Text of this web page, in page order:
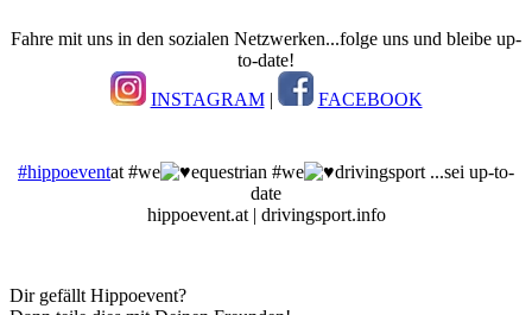
Fahre mit uns in den sozialen Netzwerken...folge uns und bleibe up-
to-date!
INSTAGRAM| FACEBOOK
#hippoeventat #we equestrian #we
drivingsport ...sei up-to-
date
hippoevent.at | drivingsport.info
Dir gefällt Hippoevent?